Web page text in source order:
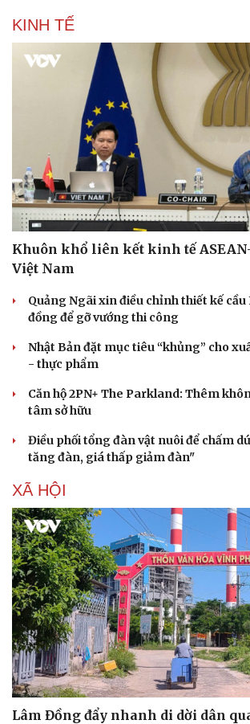
KINH TẾ
Khuôn khổ liên kết kinh tế
Việt Nam
Quảng Ngãi xin điều chỉnh thiết kế cầu
đồng để gỡ vướng thi công
Nhật Bản đặt mục tiêu “khủng” cho
- thực phẩm
Căn hộ 2PN+ The Parkland: Thêm
tâm sở hữu
Điều phối tổng đàn vật nuôi để chấm
tăng đàn, giá thấp giảm đàn"
XÃ HỘI
Lâm Đồng đẩy nhanh di dời dân